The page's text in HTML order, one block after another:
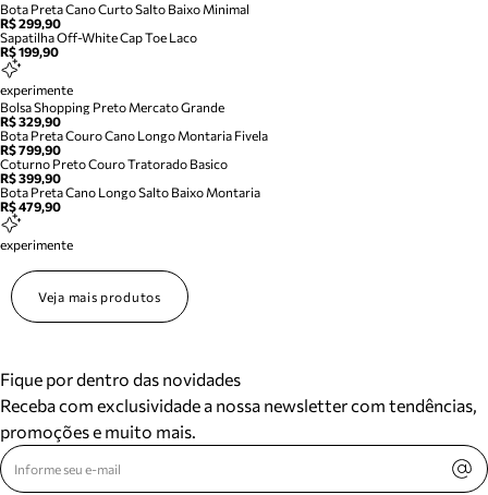
Bota Preta Cano Curto Salto Baixo Minimal
R$ 299,90
Sapatilha Off-White Cap Toe Laco
R$ 199,90
experimente
Bolsa Shopping Preto Mercato Grande
R$ 329,90
Bota Preta Couro Cano Longo Montaria Fivela
R$ 799,90
Coturno Preto Couro Tratorado Basico
R$ 399,90
Bota Preta Cano Longo Salto Baixo Montaria
R$ 479,90
experimente
Veja mais produtos
Fique por dentro das novidades
Receba com exclusividade a nossa newsletter com tendências,
promoções e muito mais.